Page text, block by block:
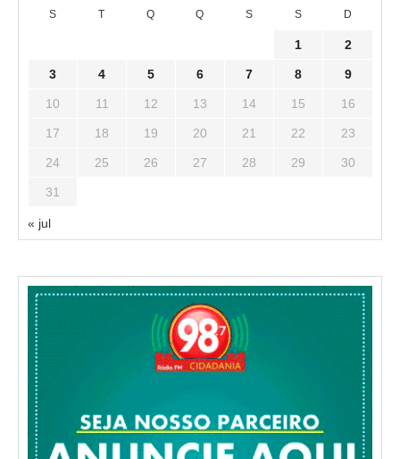
S T Q Q S S D
1 2
3 4 5 6 7 8 9
10 11 12 13 14 15 16
17 18 19 20 21 22 23
24 25 26 27 28 29 30
31
« jul